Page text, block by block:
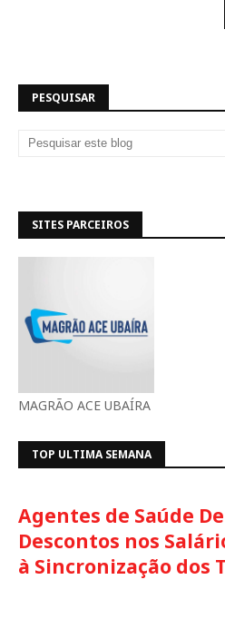
PESQUISAR
SITES PARCEIROS
MAGRÃO ACE UBAÍRA
TOP ULTIMA SEMANA
Agentes de Saúde
Descontos nos
à Sincronização dos